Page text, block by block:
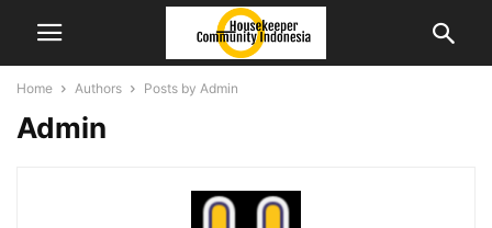
Home Authors Posts by Admin
Admin